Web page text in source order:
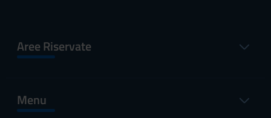
Aree Riservate
Menu